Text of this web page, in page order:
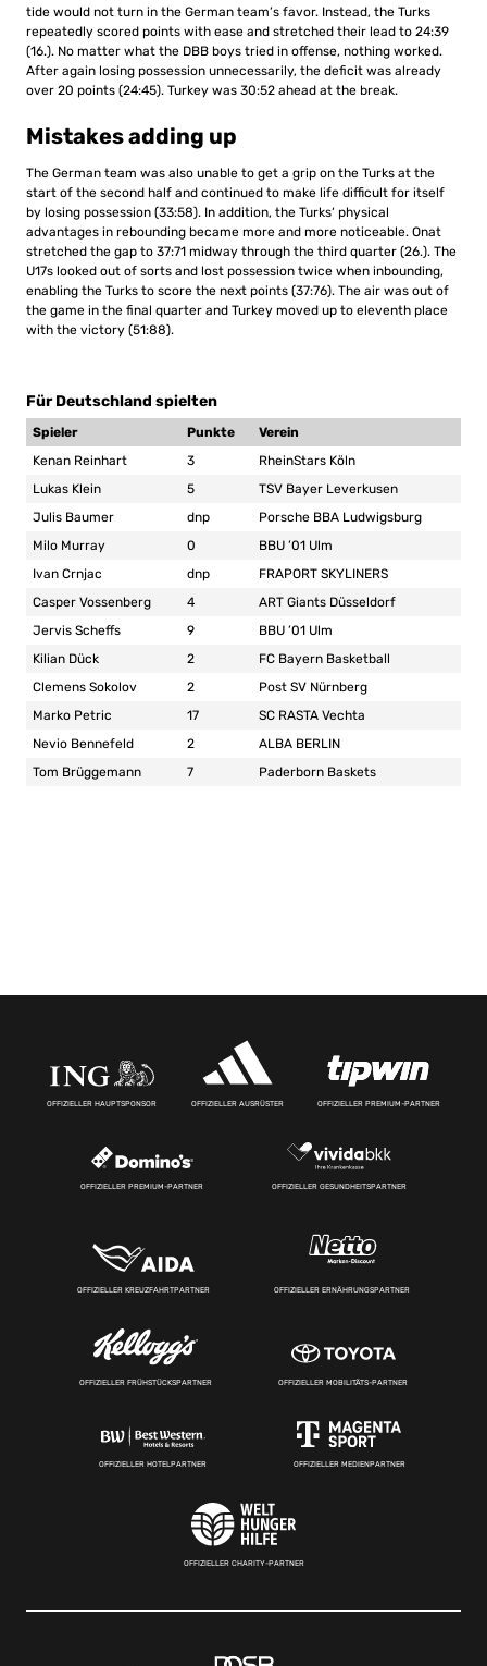
tide would not turn in the German team’s favor. Instead, the Turks
repeatedly scored points with ease and stretched their lead to 24:39
(16.). No matter what the DBB boys tried in offense, nothing worked.
After again losing possession unnecessarily, the deficit was already
over 20 points (24:45). Turkey was 30:52 ahead at the break.
Mistakes adding up
The German team was also unable to get a grip on the Turks at the
start of the second half and continued to make life difficult for itself
by losing possession (33:58). In addition, the Turks‘ physical
advantages in rebounding became more and more noticeable. Onat
stretched the gap to 37:71 midway through the third quarter (26.). The
U17s looked out of sorts and lost possession twice when inbounding,
enabling the Turks to score the next points (37:76). The air was out of
the game in the final quarter and Turkey moved up to eleventh place
with the victory (51:88).
Für Deutschland spielten
Spieler Punkte
Verein
Kenan Reinhart
3
RheinStars Köln
Lukas Klein
5
TSV Bayer Leverkusen
Julis Baumer
dnp
Porsche BBA Ludwigsburg
Milo Murray
0
BBU ’01 Ulm
Ivan Crnjac
dnp
FRAPORT SKYLINERS
Casper Vossenberg
4
ART Giants Düsseldorf
Jervis Scheffs
9
BBU ’01 Ulm
Kilian Dück
2
FC Bayern Basketball
Clemens Sokolov
2
Post SV Nürnberg
Marko Petric
17
SC RASTA Vechta
Nevio Bennefeld
2
ALBA BERLIN
Tom Brüggemann
7 Paderborn Baskets
OFFIZIELLER HAUPTSPONSOR OFFIZIELLER AUSRÜSTER OFFIZIELLER PREMIUM-PARTNER
OFFIZIELLER PREMIUM-PARTNER OFFIZIELLER GESUNDHEITSPARTNER
OFFIZIELLER KREUZFAHRTPARTNER OFFIZIELLER ERNÄHRUNGSPARTNER
OFFIZIELLER FRÜHSTÜCKSPARTNER OFFIZIELLER MOBILITÄTS-PARTNER
OFFIZIELLER HOTELPARTNER OFFIZIELLER MEDIENPARTNER
OFFIZIELLER CHARITY-PARTNER